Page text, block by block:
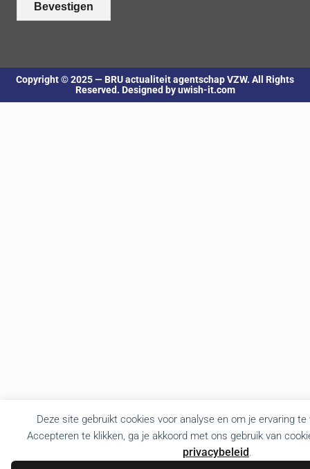
Deze site gebruikt cookies voor analyse en om je ervaring
Accepteren te klikken, ga je akkoord met ons gebruik van
privacybeleid.
Bevestigen
Copyright © 2025 — BRU actualiteit agentschap VZW. All Rights
Reserved. Designed by uwish-it.com